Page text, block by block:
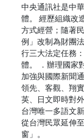
中央通訊社是中
體。 經歷組織改
方式經營；隨著
例」改制為財團
行三大法定任務
體。 ．辦理國家
加強與國際新聞
領先、客觀、翔
英、日文即時對
台灣唯一多語文
從台灣民眾延伸
窗」。